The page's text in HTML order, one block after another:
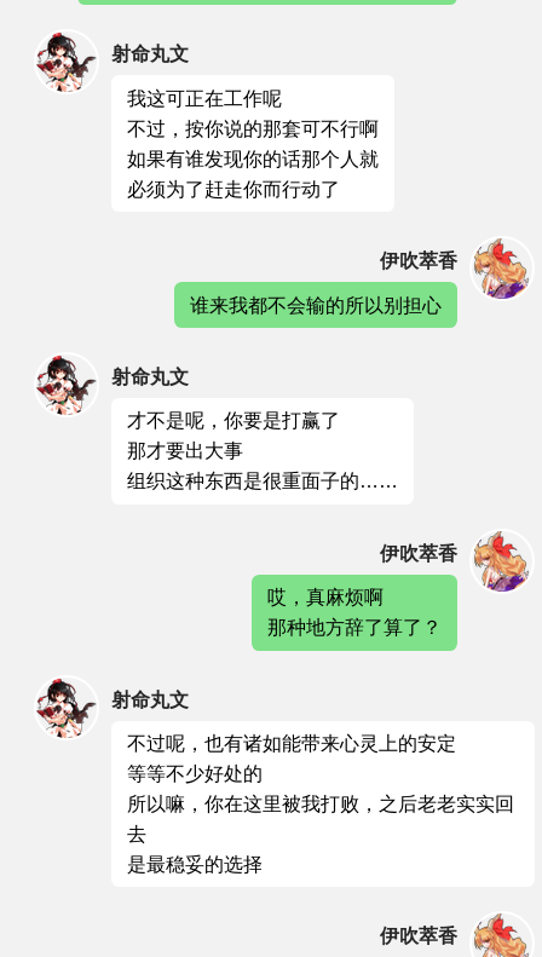
射命丸文
我这可正在工作呢
不过，按你说的那套可不行啊
如果有谁发现你的话那个人就
必须为了赶走你而行动了
伊吹萃香
谁来我都不会输的所以别担心
射命丸文
才不是呢，你要是打赢了
那才要出大事
组织这种东西是很重面子的……
伊吹萃香
哎，真麻烦啊
那种地方辞了算了？
射命丸文
不过呢，也有诸如能带来心灵上的安定
等等不少好处的
所以嘛，你在这里被我打败，之后老老实实回
去
是最稳妥的选择
伊吹萃香